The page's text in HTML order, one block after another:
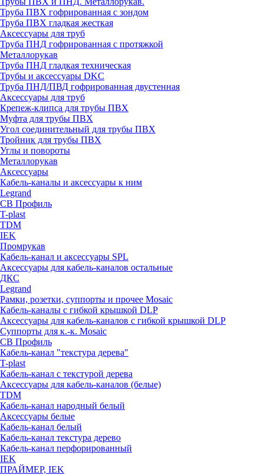
Труба ПВХ гофрированная с зондом
Труба ПВХ гладкая жесткая
Аксессуары для труб
Труба ПНД гофрированная с протяжкой
Металлорукав
Труба ПНД гладкая техническая
Трубы и аксессуары DKC
Труба ПНД/ПВД гофрированная двустенная
Аксессуары для труб
Крепеж-клипса для трубы ПВХ
Муфта для трубы ПВХ
Угол соединительный для трубы ПВХ
Тройник для трубы ПВХ
Углы и повороты
Металлорукав
Аксессуары
Кабель-каналы и аксессуары к ним
Legrand
СВ Профиль
T-plast
TDM
IEK
Промрукав
Кабель-канал и аксессуары SPL
Аксессуары для кабель-каналов остальные
ДКС
Legrand
Рамки, розетки, суппорты и прочее Mosaic
Кабель-каналы с гибкой крышкой DLP
Аксессуары для кабель-каналов с гибкой крышкой DLP
Суппорты для к.-к. Mosaic
СВ Профиль
Кабель-канал "текстура дерева"
T-plast
Кабель-канал с текстурой дерева
Аксессуары для кабель-каналов (белые)
TDM
Кабель-канал народный белый
Аксессуары белые
Кабель-канал белый
Кабель-канал текстура дерево
Кабель-канал перфорированный
IEK
ПРАЙМЕР, IEK